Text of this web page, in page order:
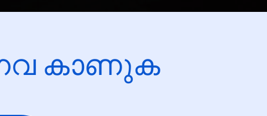
കാണുക